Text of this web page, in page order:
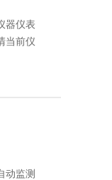
器仪表
当前仪
动监测